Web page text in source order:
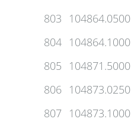
803
104864.0500
804 104864.1000
805
104871.5000
806 104873.0250
807 104873.1000